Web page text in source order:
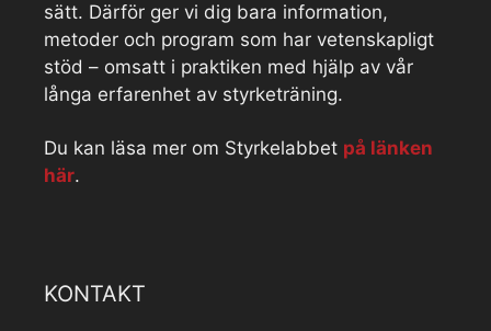
sätt. Därför ger vi dig bara information,
metoder och program som har vetenskapligt
stöd – omsatt i praktiken med hjälp av vår
långa erfarenhet av styrketräning.
Du kan läsa mer om Styrkelabbet på länken
här.
KONTAKT